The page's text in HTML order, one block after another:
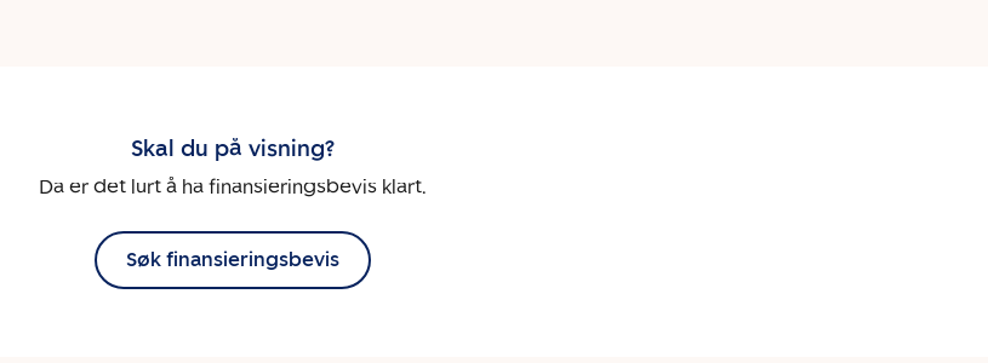
Skal du på visning?
Da er det lurt å ha finansieringsbevis klart.
Søk finansieringsbevis